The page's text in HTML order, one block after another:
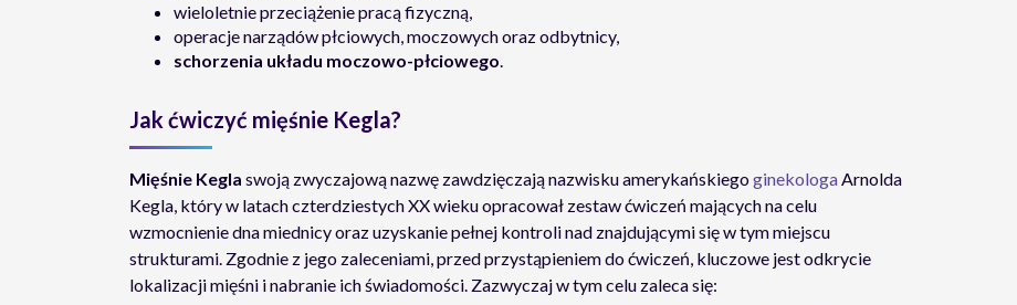
wieloletnie przeciążenie pracą fizyczną,
operacje narządów płciowych, moczowych oraz odbytnicy,
schorzenia układu moczowo-płciowego.
Jak ćwiczyć mięśnie Kegla?
Mięśnie Kegla swoją zwyczajową nazwę zawdzięczają nazwisku amerykańskiegoginekologaArnolda
Kegla, który w latach czterdziestych XX wieku opracował zestaw ćwiczeń mających na celu
wzmocnienie dna miednicy oraz uzyskanie pełnej kontroli nad znajdującymi się w tym miejscu
strukturami. Zgodnie z jego zaleceniami, przed przystąpieniem do ćwiczeń, kluczowe jest odkrycie
lokalizacji mięśni i nabranie ich świadomości. Zazwyczaj w tym celu zaleca się: